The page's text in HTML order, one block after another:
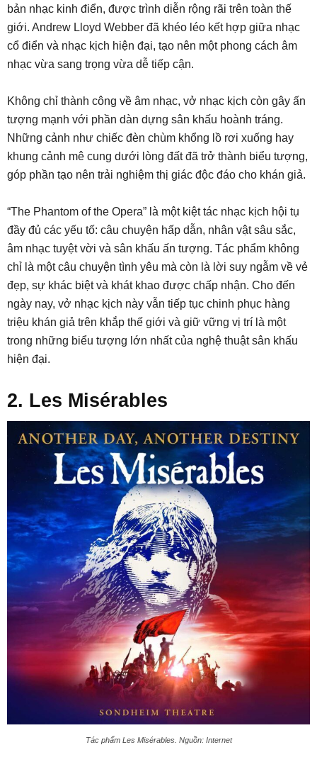
bản nhạc kinh điển, được trình diễn rộng rãi trên toàn thế
giới. Andrew Lloyd Webber đã khéo léo kết hợp giữa nhạc
cổ điển và nhạc kịch hiện đại, tạo nên một phong cách âm
nhạc vừa sang trọng vừa dễ tiếp cận.
Không chỉ thành công về âm nhạc, vở nhạc kịch còn gây ấn
tượng mạnh với phần dàn dựng sân khấu hoành tráng.
Những cảnh như chiếc đèn chùm khổng lồ rơi xuống hay
khung cảnh mê cung dưới lòng đất đã trở thành biểu tượng,
góp phần tạo nên trải nghiệm thị giác độc đáo cho khán giả.
“The Phantom of the Opera” là một kiệt tác nhạc kịch hội tụ
đầy đủ các yếu tố: câu chuyện hấp dẫn, nhân vật sâu sắc,
âm nhạc tuyệt vời và sân khấu ấn tượng. Tác phẩm không
chỉ là một câu chuyện tình yêu mà còn là lời suy ngẫm về vẻ
đẹp, sự khác biệt và khát khao được chấp nhận. Cho đến
ngày nay, vở nhạc kịch này vẫn tiếp tục chinh phục hàng
triệu khán giả trên khắp thế giới và giữ vững vị trí là một
trong những biểu tượng lớn nhất của nghệ thuật sân khấu
hiện đại.
2. Les Misérables
Tác phẩm Les Misérables. Nguồn: Internet